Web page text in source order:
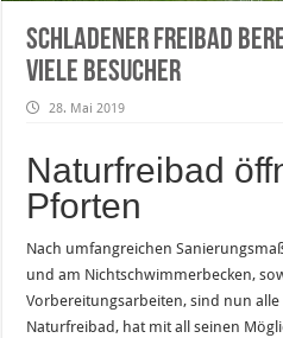
Schladener Freibad
viele Besucher
28. Mai 2019
Naturfreibad
Pforten
Nach umfangreichen
und am Nichtschwimmerbecken,
Vorbereitungsarbeiten, sind nun
Naturfreibad, hat mit all seinen